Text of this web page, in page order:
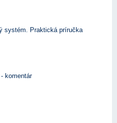
systém. Praktická príručka
komentár